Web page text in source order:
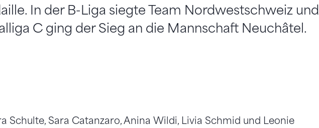
In der B-Liga siegte Team Nordwestschweiz und
C ging der Sieg an die Mannschaft Neuchâtel.
Schulte, Sara Catanzaro, Anina Wildi, Livia Schmid und Leonie